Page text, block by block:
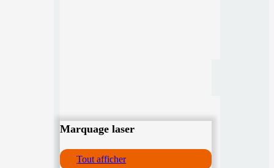
Marquage laser
Tout afficher